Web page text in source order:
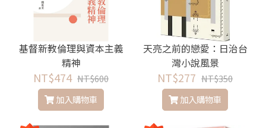
基督新教倫理與資本主義
精神
NT$474 NT$600
加入購物車
天亮之前的戀愛：日治台
灣小說風景
NT$277 NT$350
加入購物車